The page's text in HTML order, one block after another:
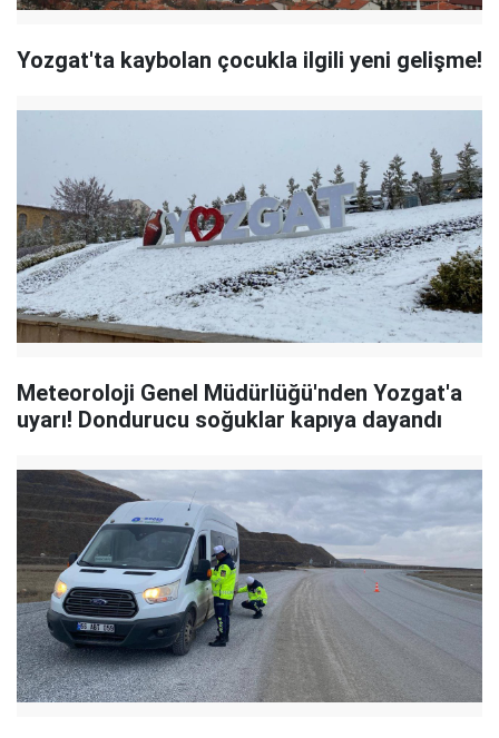
Yozgat'ta kaybolan çocukla ilgili yeni gelişme!
Meteoroloji Genel Müdürlüğü'nden Yozgat'a
uyarı! Dondurucu soğuklar kapıya dayandı